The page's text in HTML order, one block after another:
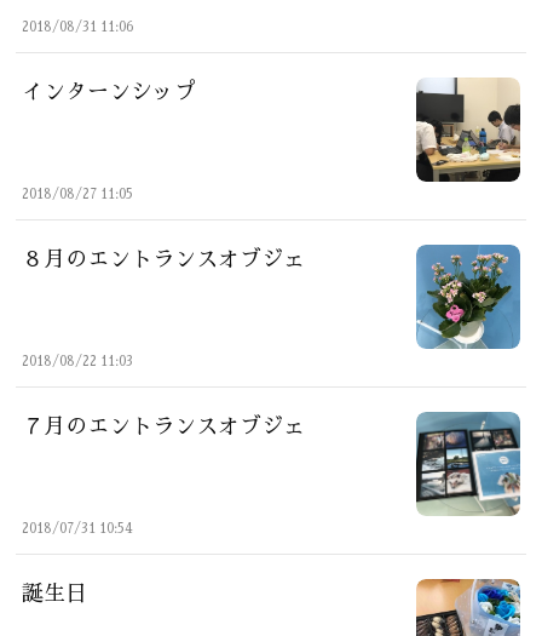
2018/08/31 11:06
インターンシップ
2018/08/27 11:05
８月のエントランスオブジェ
2018/08/22 11:03
７月のエントランスオブジェ
2018/07/31 10:54
誕生日